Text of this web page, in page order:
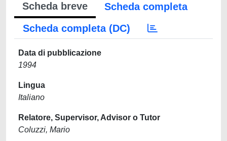
Scheda breve
Scheda completa
Scheda completa (DC)
Data di pubblicazione
1994
Lingua
Italiano
Relatore, Supervisor, Advisor o Tutor
Coluzzi, Mario